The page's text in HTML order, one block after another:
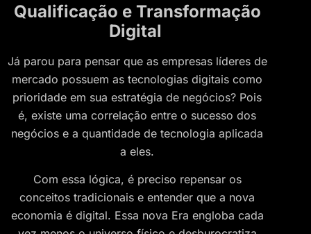
Qualificação e Transformação
Digital
Já parou para pensar que as empresas líderes de
mercado possuem as tecnologias digitais como
prioridade em sua estratégia de negócios? Pois
é, existe uma correlação entre o sucesso dos
negócios e a quantidade de tecnologia aplicada
a eles.
Com essa lógica, é preciso repensar os
conceitos tradicionais e entender que a nova
economia é digital. Essa nova Era engloba cada